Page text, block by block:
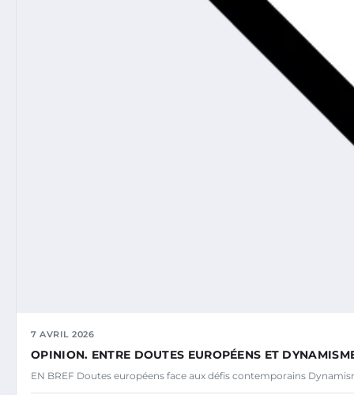
7 AVRIL 2026
OPINION. ENTRE DOUTES EUROPÉENS ET
EN BREF Doutes européens face aux défis contemporains